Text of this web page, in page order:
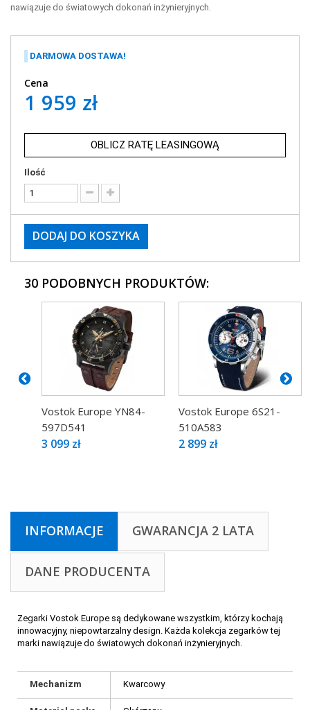
nawiązuje do światowych dokonań inżynieryjnych.
DARMOWA DOSTAWA!
Cena
1 959 zł
OBLICZ RATĘ LEASINGOWĄ
Ilość
DODAJ DO KOSZYKA
30 PODOBNYCH PRODUKTÓW:
Vostok Europe YN84-
597D541
3 099 zł
Vostok Europe 6S21-
510A583
2 899 zł
INFORMACJE GWARANCJA 2 LATA
DANE PRODUCENTA
Zegarki Vostok Europe są dedykowane wszystkim, którzy kochają
innowacyjny, niepowtarzalny design. Każda kolekcja zegarków tej
marki nawiązuje do światowych dokonań inżynieryjnych.
Mechanizm Kwarcowy